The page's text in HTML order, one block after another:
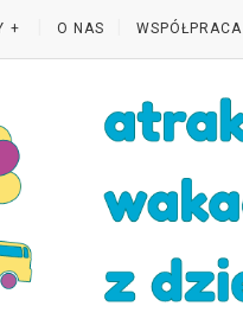
O NAS WSPÓŁPRACA